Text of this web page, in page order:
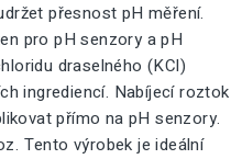
přesnost pH měření.
pro pH senzory a pH
draselného (KCl)
ingrediencí. Nabíjecí roztok
přímo na pH senzory.
Tento výrobek je ideální